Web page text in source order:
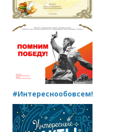
#Интереснообовсем!